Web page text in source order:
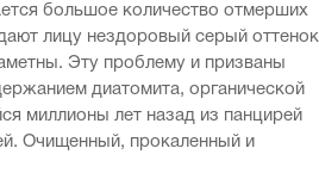
большое количество отмерших
лицу нездоровый серый
Эту проблему и призваны
диатомита, органической
миллионы лет назад из панцирей
Очищенный, прокаленный и